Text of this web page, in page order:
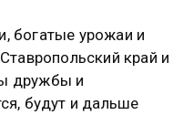
богатые урожаи и
край и
дружбы и
будут и дальше